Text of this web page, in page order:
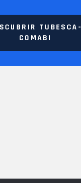
TUBESCA-
COMABI